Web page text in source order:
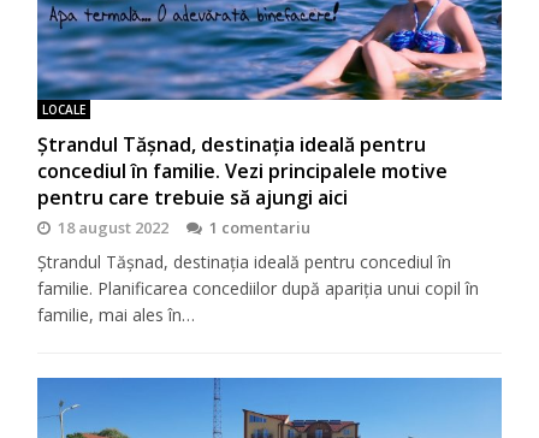
LOCALE
Ștrandul Tășnad, destinația ideală pentru
concediul în familie. Vezi principalele motive
pentru care trebuie să ajungi aici
18 august 2022 1 comentariu
Ștrandul Tășnad, destinația ideală pentru concediul în
familie. Planificarea concediilor după apariția unui copil în
familie, mai ales în…